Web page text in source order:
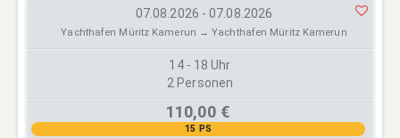
07.08.2026 - 07.08.2026
Yachthafen Müritz Kamerun → Yachthafen Müritz Kamerun
14 - 18 Uhr
2 Personen
110,00 €
15 PS